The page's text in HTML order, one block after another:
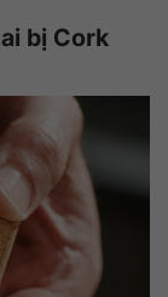
bị Cork